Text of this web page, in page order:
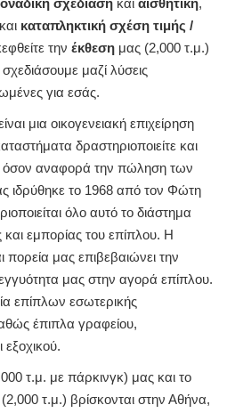
σχεδίαση και αισθητική,
και καταπληκτική σχέση τιμής /
την έκθεση μας (2,000 τ.μ.)
μαζί λύσεις
για εσάς.
μια οικογενειακή επιχείρηση
δραστηριοποιείτε και
όσον αναφορά την πώληση των
ιδρύθηκε το 1968 από τον Φώτη
όλο αυτό το διάστημα
εμπορίας του επίπλου. Η
μας επιβεβαιώνει την
μας στην αγορά επίπλου.
επίπλων εσωτερικής
έπιπλα γραφείου,
τ.μ. με πάρκινγκ) μας και το
τ.μ.) βρίσκονται στην Αθήνα,